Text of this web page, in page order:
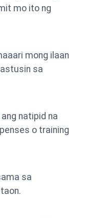
mo ito ng
mong ilaan
sa
natipid na
o training
sa